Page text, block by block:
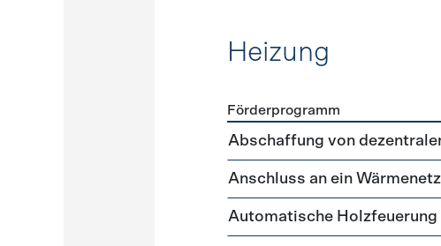
Heizung
Förderprogramme Heizung
Förderprogramm
Abschaffung von
Anschluss an ein Wärmenetz
Automatische Holzfeuerung